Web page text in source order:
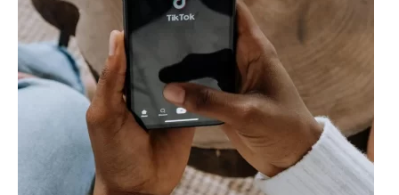
BENEFICIAR
COM
ESSA
TECNOLOGIA